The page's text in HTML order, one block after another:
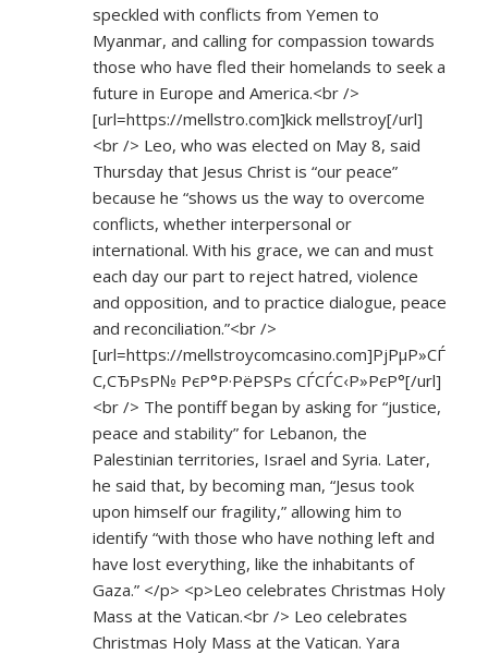
speckled with conflicts from Yemen to
Myanmar, and calling for compassion towards
those who have fled their homelands to seek a
future in Europe and America.<br />
[url=https://mellstro.com]kick mellstroy[/url]
<br /> Leo, who was elected on May 8, said
Thursday that Jesus Christ is “our peace”
because he “shows us the way to overcome
conflicts, whether interpersonal or
international. With his grace, we can and must
each day our part to reject hatred, violence
and opposition, and to practice dialogue, peace
and reconciliation.”<br />
[url=https://mellstroycomcasino.com]РјРµР»СЃ
С‚СЂРѕР№ РєР°Р·РёРЅРѕ СЃСЃС‹Р»РєР°[/url]
<br /> The pontiff began by asking for “justice,
peace and stability” for Lebanon, the
Palestinian territories, Israel and Syria. Later,
he said that, by becoming man, “Jesus took
upon himself our fragility,” allowing him to
identify “with those who have nothing left and
have lost everything, like the inhabitants of
Gaza.” </p> <p>Leo celebrates Christmas Holy
Mass at the Vatican.<br /> Leo celebrates
Christmas Holy Mass at the Vatican. Yara